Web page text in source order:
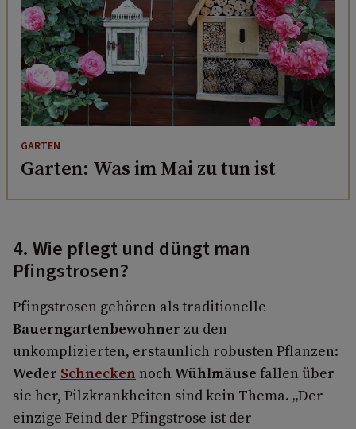
GARTEN
Garten: Was im Mai zu tun ist
4. Wie pflegt und düngt man
Pfingstrosen?
Pfingstrosen gehören als traditionelle
Bauerngartenbewohner zu den
unkomplizierten, erstaunlich robusten Pflanzen:
Weder Schnecken noch Wühlmäuse fallen über
sie her, Pilzkrankheiten sind kein Thema. „Der
einzige Feind der Pfingstrose ist der